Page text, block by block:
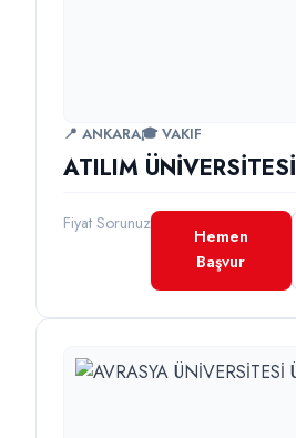
📍 ANKARA🎓 VAKIF
ATILIM ÜNİVERSİTESİ
Fiyat Sorunuz
Hemen
Başvur